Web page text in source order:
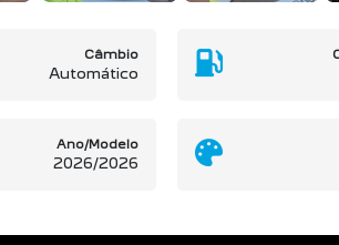
Câmbio
Automático
Ano/Modelo
2026/2026